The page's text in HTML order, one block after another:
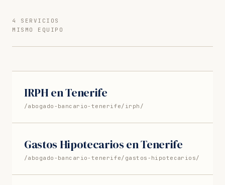
4 SERVICIOS
MISMO EQUIPO
IRPH en Tenerife
/abogado-bancario-tenerife/irph/
Gastos Hipotecarios en Tenerife
/abogado-bancario-tenerife/gastos-hipotecarios/